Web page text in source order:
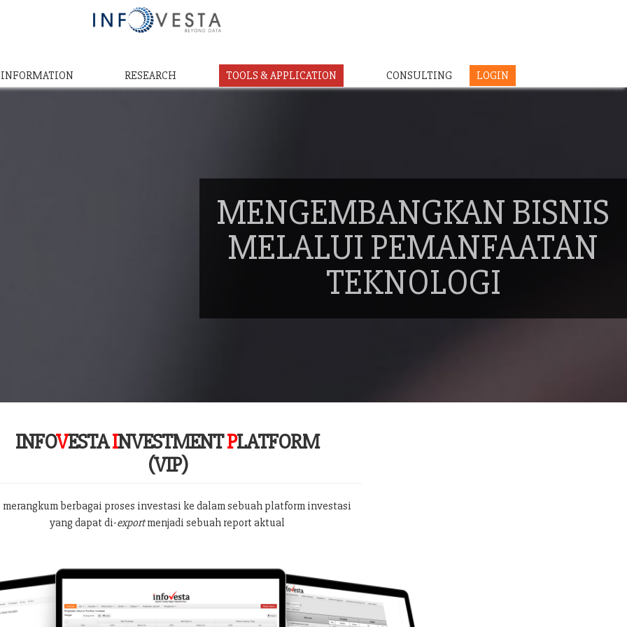
INFORMATION RESEARCH TOOLS & APPLICATION CONSULTING LOGIN
MENGEMBANGKAN BISNIS
MELALUI PEMANFAATAN
TEKNOLOGI
INFOVESTAINVESTMENTPLATFORM
(VIP)
merangkum berbagai proses investasi ke dalam sebuah platform investasi
yang dapat di-exportmenjadi sebuah report aktual